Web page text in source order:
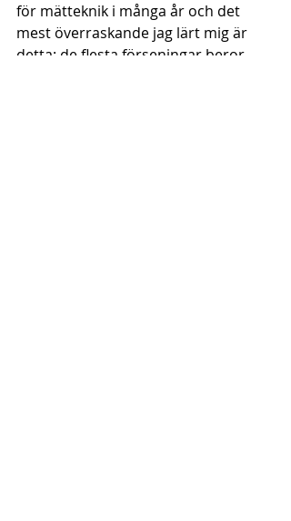
för mätteknik i många år och det
mest överraskande jag lärt mig är
detta: de flesta förseningar beror